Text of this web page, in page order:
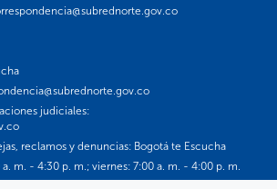
judiciales:
reclamos y denuncias: Bogotá te Escucha
m. - 4:30 p. m.; viernes: 7:00 a. m. - 4:00 p. m.